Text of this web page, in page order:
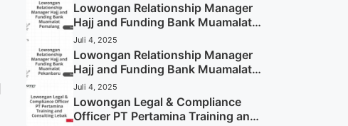
Lowongan Relationship Manager
Hajj and Funding Bank Muamalat
Pemalang Tahun 2025
Juli 4, 2025
Lowongan Relationship Manager
Hajj and Funding Bank Muamalat
Pekanbaru Tahun 2025 (Apply
Now)
Juli 4, 2025
Lowongan Legal & Compliance
Officer PT Pertamina Training and